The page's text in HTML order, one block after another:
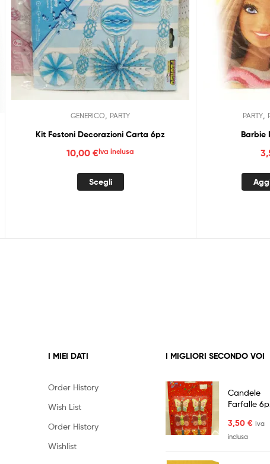
GENERICO, PARTY
Kit Festoni Decorazioni Carta 6pz
10,00€Iva inclusa
Scegli
prodotto
PARTY,
Barbie
I MIEI DATI
Order History
Wish List
Order History
Wishlist
I MIGLIORI SECONDO VOI
Candele
Farfalle
3,50€
Iva
inclusa